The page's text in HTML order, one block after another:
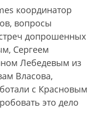
координатор
вопросы
допрошенных
Сергеем
Лебедевым из
Власова,
с Красновым
это дело